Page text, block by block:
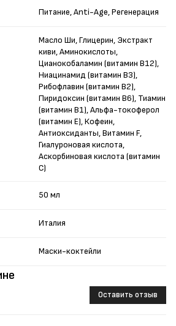
Оставить отзыв
Питание, Anti-Age, Регенерация
Масло Ши, Глицерин, Экстракт
киви, Аминокислоты,
Цианокобаламин (витамин B12),
Ниацинамид (витамин B3),
Рибофлавин (витамин B2),
Пиридоксин (витамин B6), Тиамин
(витамин B1), Альфа-токоферол
(витамин Е), Кофеин,
Антиоксиданты, Витамин F,
Гиалуроновая кислота,
Аскорбиновая кислота (витамин
С)
50 мл
Италия
Маски-коктейли